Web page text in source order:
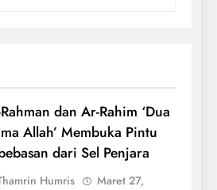
dan Ar-Rahim ‘Dua
Allah’ Membuka Pintu
dari Sel Penjara
Humris
Maret 27,